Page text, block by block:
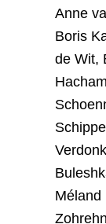
Anne
Boris
de Wit,
Méland